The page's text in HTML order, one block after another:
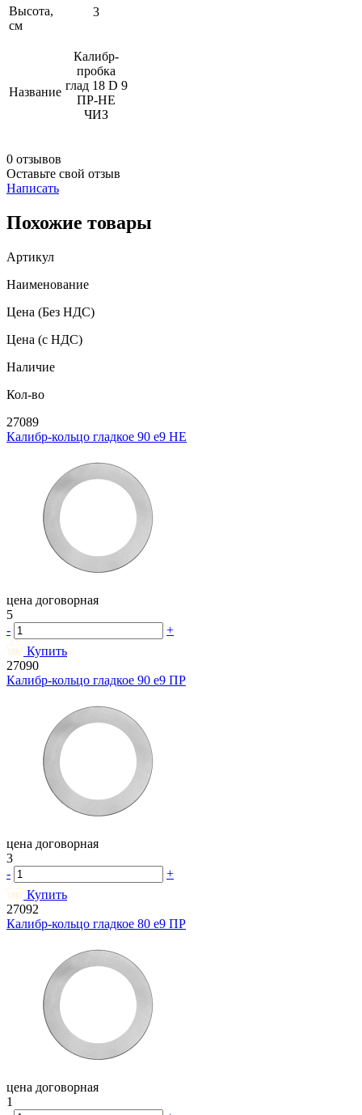
Высота,
см
3
Название
Калибр-
пробка
глад 18 D 9
ПР-НЕ
ЧИЗ
0 отзывов
Оставьте свой отзыв
Написать
Похожие товары
Артикул
Наименование
Цена (Без НДС)
Цена (с НДС)
Наличие
Кол-во
27089
Калибр-кольцо гладкое 90 e9 НЕ
цена договорная
5
-
+
Купить
27090
Калибр-кольцо гладкое 90 e9 ПР
цена договорная
3
-
+
Купить
27092
Калибр-кольцо гладкое 80 e9 ПР
цена договорная
1